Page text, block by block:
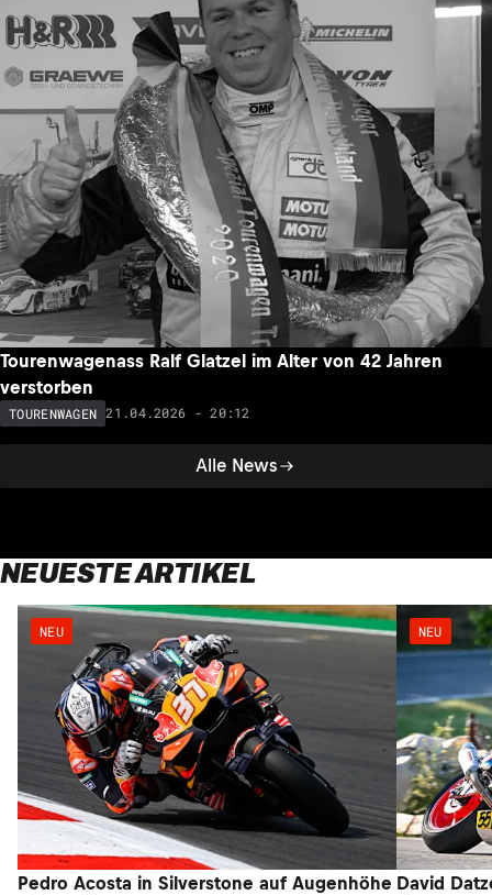
Alle News
Tourenwagenass Ralf Glatzel im Alter von 42 Jahren
verstorben
TOURENWAGEN 21.04.2026 - 20:12
NEUESTE ARTIKEL
NEU
Pedro Acosta in Silverstone auf Augenhöhe
NEU
David